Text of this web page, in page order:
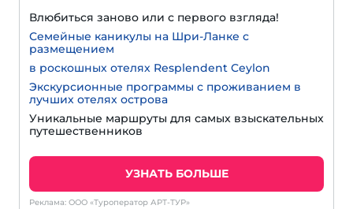
Влюбиться заново или с первого взгляда!
Семейные каникулы на Шри-Ланке с
размещением
в роскошных отелях Resplendent Ceylon
Экскурсионные программы с проживанием в
лучших отелях острова
Уникальные маршруты для самых взыскательных
путешественников
УЗНАТЬ БОЛЬШЕ
Реклама: ООО «Туроператор АРТ-ТУР»